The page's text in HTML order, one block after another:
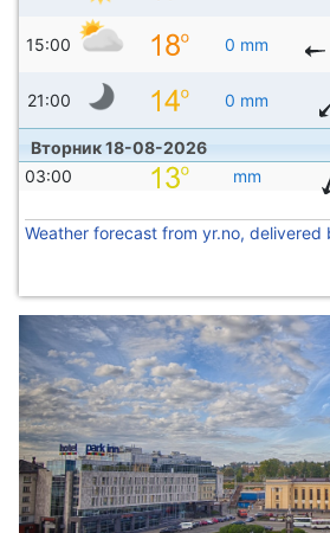
15:00 0 mm
21:00 0 mm
Вторник 18-08-2026
03:00
mm
Weather forecast from yr.no,